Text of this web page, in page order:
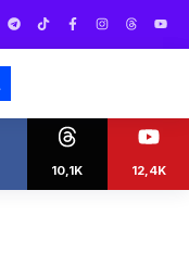
10,1K 12,4K